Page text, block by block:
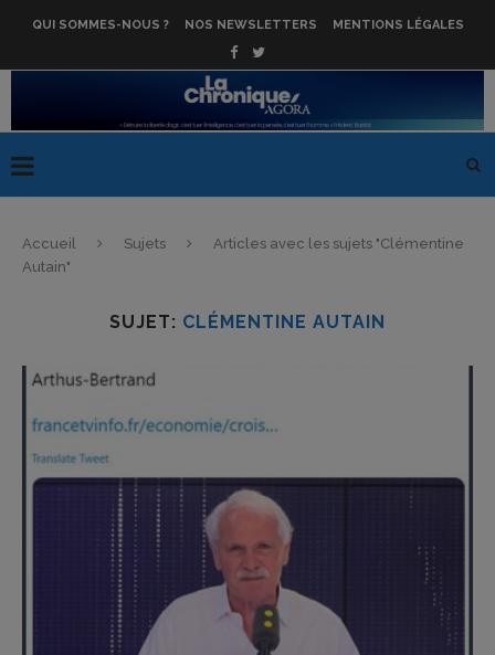
QUI SOMMES-NOUS ? NOS NEWSLETTERS MENTIONS LÉGALES
Accueil Sujets
Articles avec les sujets "Clémentine
Autain"
SUJET: CLÉMENTINE AUTAIN